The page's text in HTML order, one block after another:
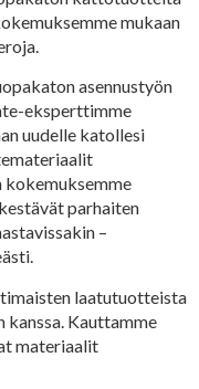
mukaan
asennustyön
eksperttimme
uudelle katollesi
parhaiten
–
laatutuotteista
Kauttamme
materiaalit